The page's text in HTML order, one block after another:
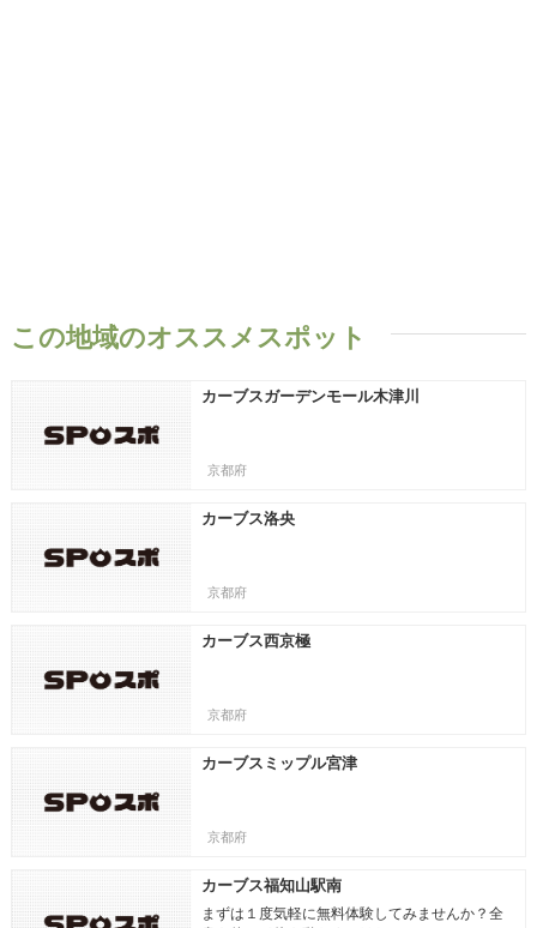
この地域のオススメスポット
カーブスガーデンモール木津川
京都府
カーブス洛央
京都府
カーブス西京極
京都府
カーブスミップル宮津
京都府
カーブス福知山駅南
まずは１度気軽に無料体験してみませんか？全